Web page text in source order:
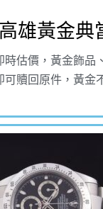
高雄黃金典
時估價，黃金飾品
可贖回原件，黃金